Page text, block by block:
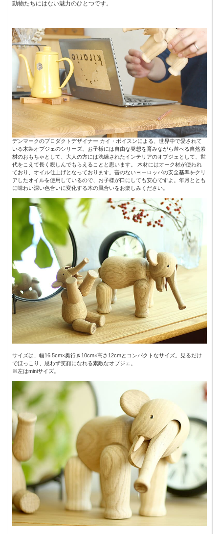
動物たちにはない魅力のひとつです。
デンマークのプロダクトデザイナー カイ・ボイスンによる、世界中で愛されて
いる木製オブジェのシリーズ。お子様には自由な発想を育みながら遊べる自然素
材のおもちゃとして、大人の方には洗練されたインテリアのオブジェとして、世
代をこえて長く親しんでもらえることと思います。 木材にはオーク材が使われ
ており、オイル仕上げとなっております。害のないヨーロッパの安全基準をクリ
アしたオイルを使用しているので、お子様が口にしても安心ですよ。年月ととも
に味わい深い色合いに変化する木の風合いをお楽しみください。
サイズは、幅16.5cm×奥行き10cm×高さ12cmとコンパクトなサイズ。見るだけ
でほっこり、思わず笑顔になれる素敵なオブジェ。
※左はminiサイズ。